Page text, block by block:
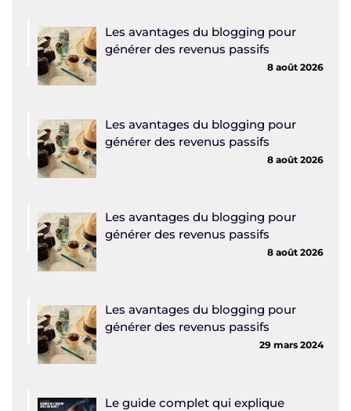
Les avantages du blogging pour
générer des revenus passifs
8 août 2026
Les avantages du blogging pour
générer des revenus passifs
8 août 2026
Les avantages du blogging pour
générer des revenus passifs
8 août 2026
Les avantages du blogging pour
générer des revenus passifs
29 mars 2024
Le guide complet qui explique